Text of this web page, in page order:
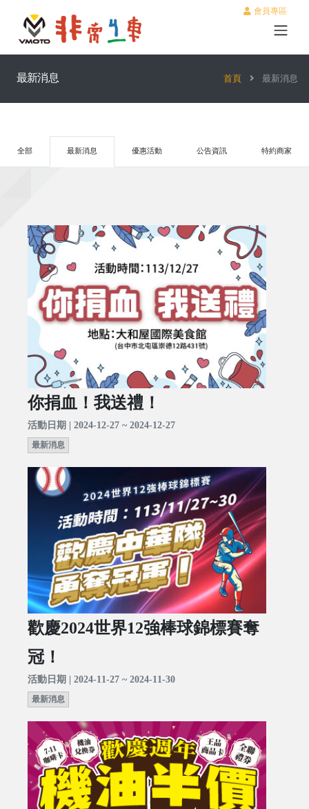
會員專區
最新消息 首頁 最新消息
全部 最新消息 優惠活動 公告資訊 特約商家
你捐血！我送禮！
活動日期 | 2024-12-27 ~ 2024-12-27
最新消息
歡慶2024世界12強棒球錦標賽奪
冠！
活動日期 | 2024-11-27 ~ 2024-11-30
最新消息